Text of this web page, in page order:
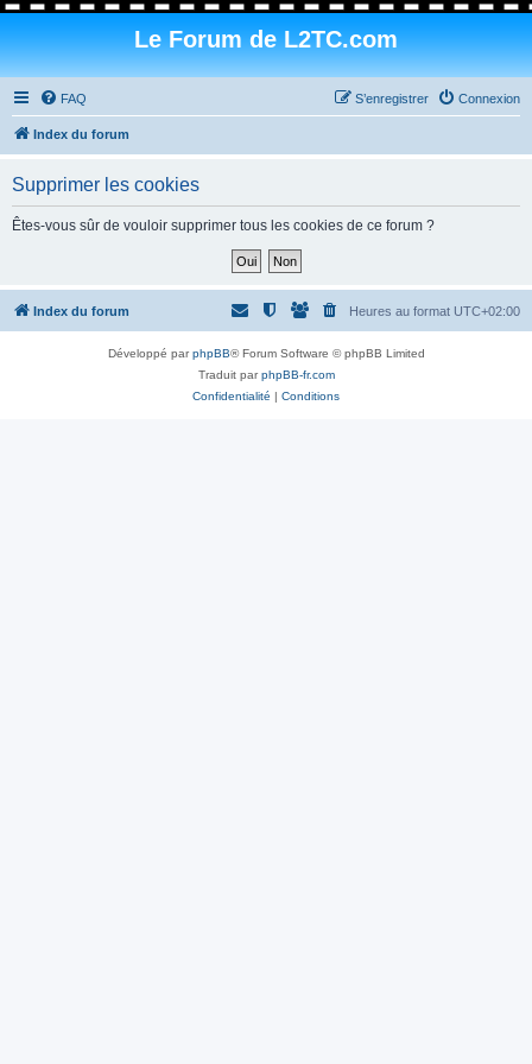
Le Forum de L2TC.com
FAQ Connexion
S’enregistrer
Index du forum
Supprimer les cookies
Êtes-vous sûr de vouloir supprimer tous les cookies de ce forum ?
Index du forum Heures au format UTC+02:00
Développé parphpBB® Forum Software © phpBB Limited
Traduit parphpBB-fr.com
Confidentialité | Conditions